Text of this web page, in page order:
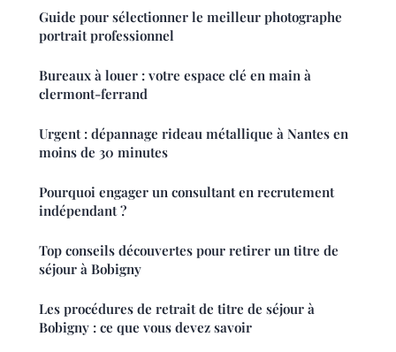
Guide pour sélectionner le meilleur photographe
portrait professionnel
Bureaux à louer : votre espace clé en main à
clermont-ferrand
Urgent : dépannage rideau métallique à Nantes en
moins de 30 minutes
Pourquoi engager un consultant en recrutement
indépendant ?
Top conseils découvertes pour retirer un titre de
séjour à Bobigny
Les procédures de retrait de titre de séjour à
Bobigny : ce que vous devez savoir